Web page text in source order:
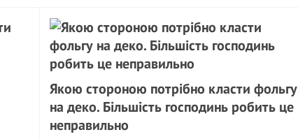
Якою стороною потрібно класти фольгу
на деко. Більшість господинь робить це
неправильно